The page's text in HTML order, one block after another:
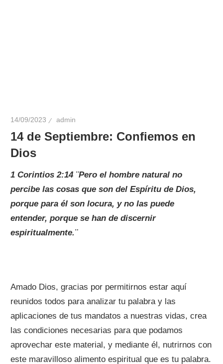
14/09/2023 admin
14 de Septiembre: Confiemos en
Dios
1 Corintios 2:14 ¨Pero el hombre natural no
percibe las cosas que son del Espíritu de Dios,
porque para él son locura, y no las puede
entender, porque se han de discernir
espiritualmente.¨
Amado Dios, gracias por permitirnos estar aquí
reunidos todos para analizar tu palabra y las
aplicaciones de tus mandatos a nuestras vidas, crea
las condiciones necesarias para que podamos
aprovechar este material, y mediante él, nutrirnos con
este maravilloso alimento espiritual que es tu palabra.